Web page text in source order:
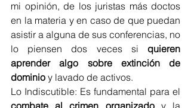
mi opinión, de los juristas más doctos
en la materia y en caso de que puedan
asistir a alguna de sus conferencias, no
lo piensen dos veces si quieren
aprender algo sobre extinción de
dominio y lavado de activos.